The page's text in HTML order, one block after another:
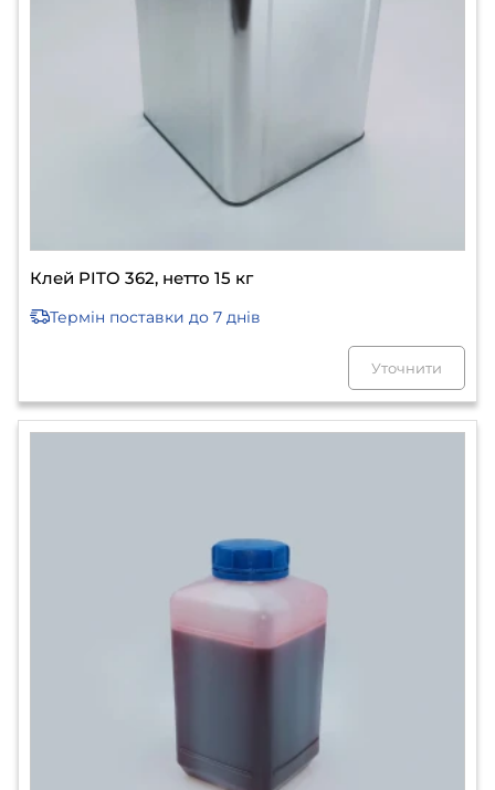
Клей PITO 362, нетто 15 кг
Термін поставки до 7 днів
Уточнити